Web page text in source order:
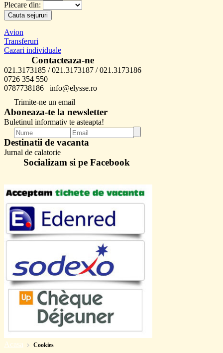
Plecare din:
Cauta sejururi
Avion
Transferuri
Cazari individuale
Contacteaza-ne
021.3173185 / 021.3173187 / 021.3173186
0726 354 550
0787738186 info@elysse.ro
Trimite-ne un email
Aboneaza-te la newsletter
Buletinul informativ te asteapta!
Destinatii de vacanta
Jurnal de calatorie
Socializam si pe Facebook
Acasa Cookies